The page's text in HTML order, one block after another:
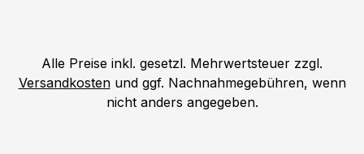
Alle Preise inkl. gesetzl. Mehrwertsteuer zzgl.
Versandkostenund ggf. Nachnahmegebühren, wenn
nicht anders angegeben.